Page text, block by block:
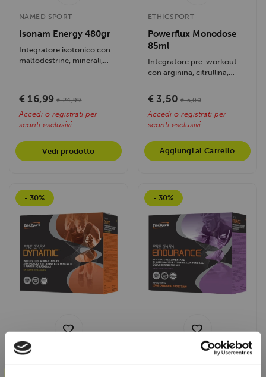
×
NAMED SPORT
Isonam Energy 480gr
Integratore isotonico con
maltodestrine, minerali,
€ 16,99 € 24,99
Accedi o registrati per
sconti esclusivi
Vedi prodotto
ETHICSPORT
Powerflux Monodose
85ml
Integratore pre-workout
con arginina, citrullina,
caffeina....
€ 3,50 € 5,00
Accedi o registrati per
sconti esclusivi
Aggiungi al Carrello
- 30%
ETHICSPORT
- 30%